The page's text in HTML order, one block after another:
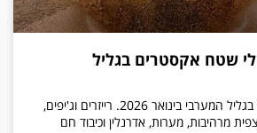
2026 טיולי שטח אקסטרים בגליל
טיולי שטח אקסטרים בגליל המערבי בינואר 2026. רייזרים וג'יפים,
מרהיבות, מערות, אדרנלין וכיבוד חם